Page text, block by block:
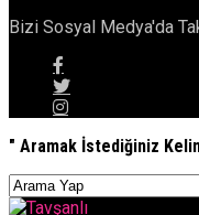
Bizi Sosyal Medya'da
" Aramak İstediğiniz